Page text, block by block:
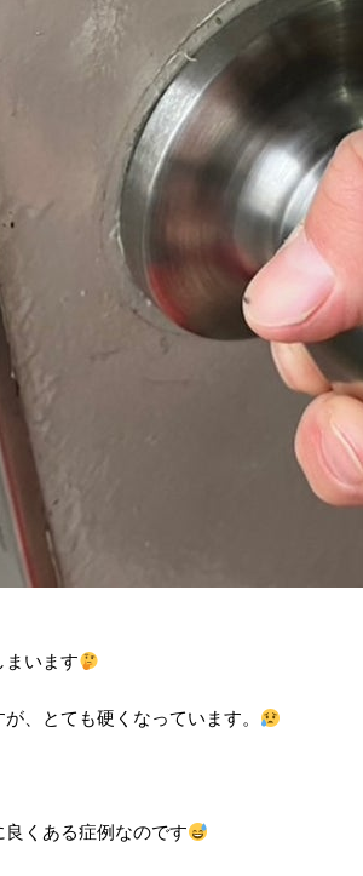
まいます
、とても硬くなっています。
くある症例なのです